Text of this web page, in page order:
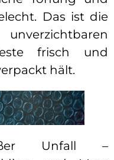
Das ist die
frisch und
hält.
Unfall –